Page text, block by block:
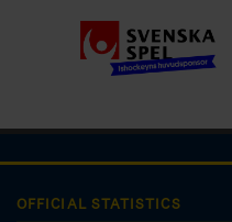
OFFICIAL STATISTICS